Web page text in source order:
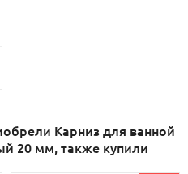
Карниз для ванной
20 мм, также купили